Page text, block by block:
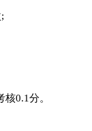
0.1分。